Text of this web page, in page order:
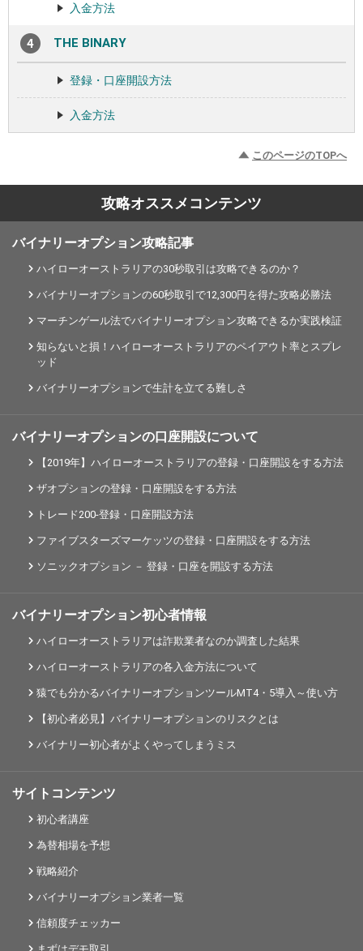
入金方法
THE BINARY
登録・口座開設方法
入金方法
このページのTOPへ
攻略オススメコンテンツ
バイナリーオプション攻略記事
ハイローオーストラリアの30秒取引は攻略できるのか？
バイナリーオプションの60秒取引で12,300円を得た攻略必勝法
マーチンゲール法でバイナリーオプション攻略できるか実践検証
知らないと損！ハイローオーストラリアのペイアウト率とスプレ
ッド
バイナリーオプションで生計を立てる難しさ
バイナリーオプションの口座開設について
【2019年】ハイローオーストラリアの登録・口座開設をする方法
ザオプションの登録・口座開設をする方法
トレード200-登録・口座開設方法
ファイブスターズマーケッツの登録・口座開設をする方法
ソニックオプション － 登録・口座を開設する方法
バイナリーオプション初心者情報
ハイローオーストラリアは詐欺業者なのか調査した結果
ハイローオーストラリアの各入金方法について
猿でも分かるバイナリーオプションツールMT4・5導入～使い方
【初心者必見】バイナリーオプションのリスクとは
バイナリー初心者がよくやってしまうミス
サイトコンテンツ
初心者講座
為替相場を予想
戦略紹介
バイナリーオプション業者一覧
信頼度チェッカー